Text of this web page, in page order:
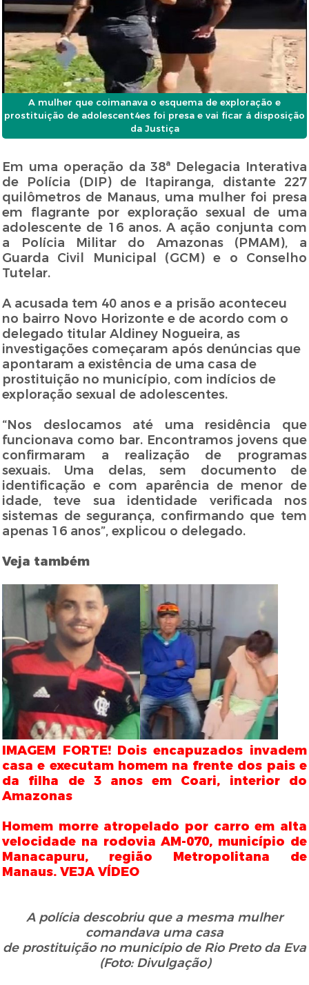
A mulher que coimanava o esquema de exploração e
prostituição de adolescent4es foi presa e vai ficar á disposição
da Justiça
Em uma operação da 38ª Delegacia Interativa
de Polícia (DIP) de Itapiranga, distante 227
quilômetros de Manaus, uma mulher foi presa
em flagrante por exploração sexual de uma
adolescente de 16 anos. A ação conjunta com
a Polícia Militar do Amazonas (PMAM), a
Guarda Civil Municipal (GCM) e o Conselho
Tutelar.
A acusada tem 40 anos e a prisão aconteceu
no bairro Novo Horizonte e de acordo com o
delegado titular Aldiney Nogueira, as
investigações começaram após denúncias que
apontaram a existência de uma casa de
prostituição no município, com indícios de
exploração sexual de adolescentes.
“Nos deslocamos até uma residência que
funcionava como bar. Encontramos jovens que
confirmaram a realização de programas
sexuais. Uma delas, sem documento de
identificação e com aparência de menor de
idade, teve sua identidade verificada nos
sistemas de segurança, confirmando que tem
apenas 16 anos”, explicou o delegado.
Veja também
IMAGEM FORTE! Dois encapuzados invadem
casa e executam homem na frente dos pais e
da filha de 3 anos em Coari, interior do
Amazonas
Homem morre atropelado por carro em alta
velocidade na rodovia AM-070, município de
Manacapuru, região Metropolitana de
Manaus. VEJA VÍDEO
A polícia descobriu que a mesma mulher
comandava uma casa
de prostituição no município de Rio Preto da Eva
(Foto: Divulgação)